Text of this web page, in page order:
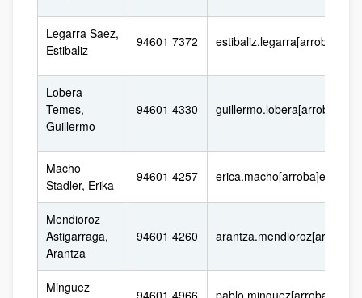
Legarra Saez,
Estibaliz
94601 7372
Lobera
Temes,
Guillermo
94601 4330
Macho
Stadler, Erika
94601 4257 erica.macho[arroba]ehu.eus
Mendioroz
Astigarraga,
Arantza
94601 4260
Minguez
94601 4966